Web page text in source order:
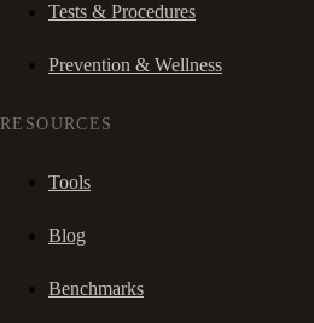
Tests & Procedures
Prevention & Wellness
RESOURCES
Tools
Blog
Benchmarks